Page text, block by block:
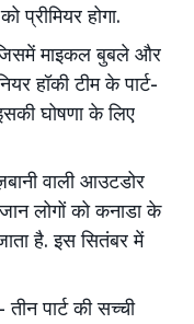
प्रीमियर होगा.
माइकल बुबले और
हॉकी टीम के पार्ट-
घोषणा के लिए
वाली आउटडोर
लोगों को कनाडा के
है. इस सितंबर में
पार्ट की सच्ची